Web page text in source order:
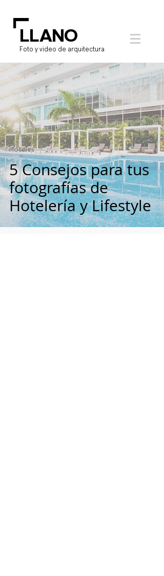
L
LLANO
Foto y video de arquitectura
5 Consejos para tus
fotografías de
Hotelería y Lifestyle
Hoteles